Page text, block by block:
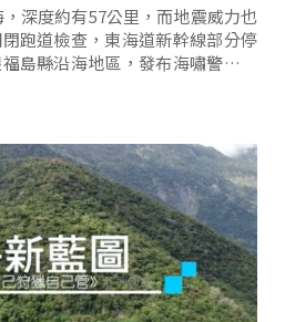
深度約有57公里，而地震威力也
跑道檢查，東海道新幹線部分停
島縣沿海地區，發布海嘯警報，
蘭